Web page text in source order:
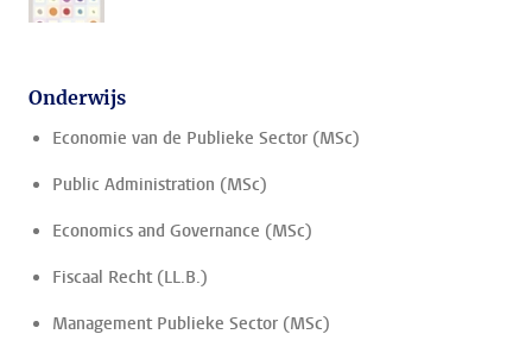
Onderwijs
Economie van de Publieke Sector (MSc)
Public Administration (MSc)
Economics and Governance (MSc)
Fiscaal Recht (LL.B.)
Management Publieke Sector (MSc)